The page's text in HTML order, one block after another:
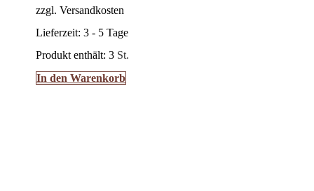
zzgl. Versandkosten
Lieferzeit:3 - 5 Tage
Produkt enthält: 3 St.
In den Warenkorb